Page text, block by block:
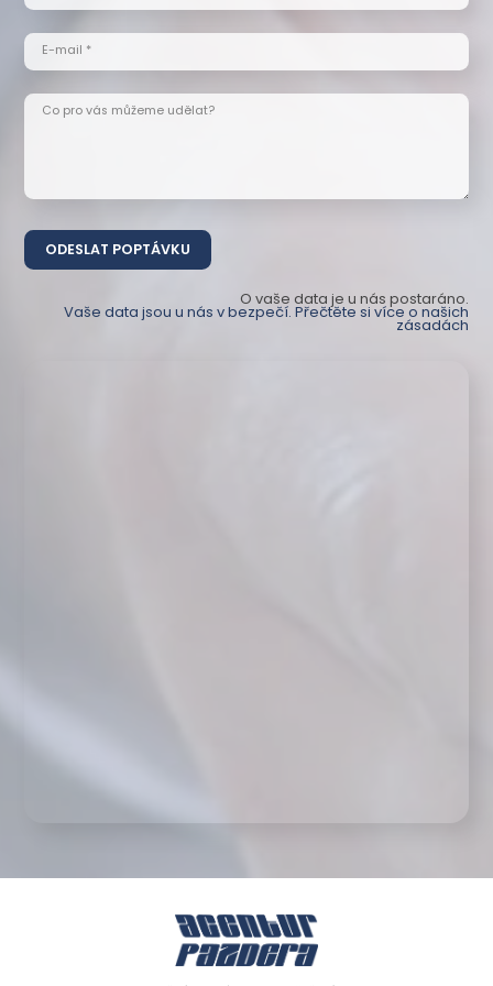
E-mail *
Co pro vás můžeme udělat?
O vaše data je u nás postaráno.
Vaše data jsou u nás v bezpečí. Přečtěte si více o našich
zásadách